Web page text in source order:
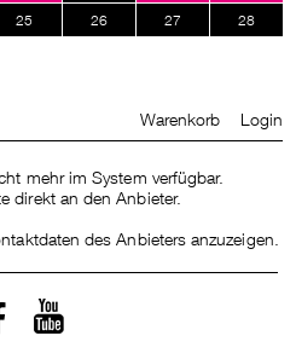
25 26 27
28
Warenkorb Login
mehr im System verfügbar.
direkt an den Anbieter.
des Anbieters anzuzeigen.